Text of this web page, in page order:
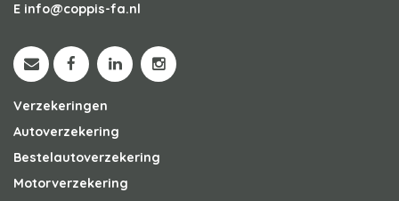
E info@coppis-fa.nl
Verzekeringen
Autoverzekering
Bestelautoverzekering
Motorverzekering